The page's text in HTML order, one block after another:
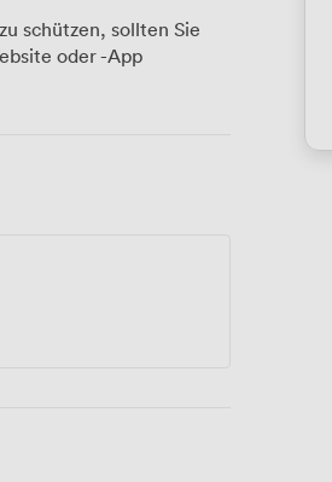
schützen, sollten Sie
oder -App